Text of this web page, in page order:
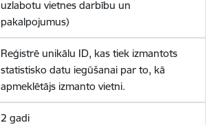
uzlabotu vietnes darbību un
pakalpojumus)
Reģistrē unikālu ID, kas tiek izmantots
statistisko datu iegūšanai par to, kā
apmeklētājs izmanto vietni.
2 gadi